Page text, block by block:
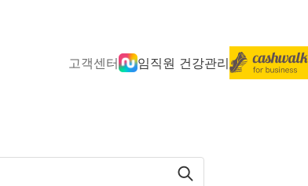
고객센터 임직원 건강관리